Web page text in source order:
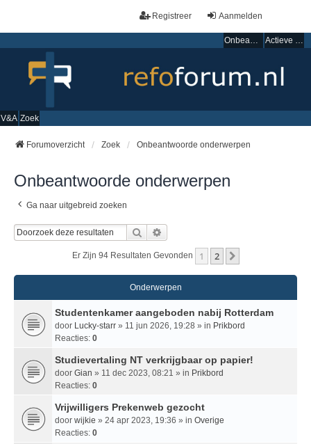
Aanmelden
Registreer
Onbeantwoorde onderwerpen Actieve onderwerpen
V&A Zoek
Forumoverzicht Zoek Onbeantwoorde onderwerpen
Onbeantwoorde onderwerpen
Ga naar uitgebreid zoeken
Zoek
Er Zijn 94 Resultaten Gevonden 1 2
Onderwerpen
Studentenkamer aangeboden nabij Rotterdam
door Lucky-starr » 11 jun 2026, 19:28 » in Prikbord
Reacties: 0
Studievertaling NT verkrijgbaar op papier!
door Gian » 11 dec 2023, 08:21 » in Prikbord
Reacties: 0
Vrijwilligers Prekenweb gezocht
door wijkie » 24 apr 2023, 19:36 » in Overige
Reacties: 0